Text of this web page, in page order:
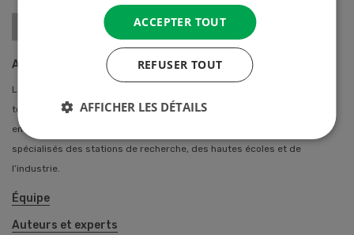
A propos de nous
La Revue UFA propose des solutions professionnelles individuelles à
toutes les agricultrices et agriculteurs de Suisse. Notre équipe
entretien des contacts privilégiés avec de nombreux auteurs
spécialisés des stations de recherche, des hautes écoles et de
l’industrie.
Équipe
Auteurs et experts
ACCEPTER TOUT
REFUSER TOUT
AFFICHER LES DÉTAILS